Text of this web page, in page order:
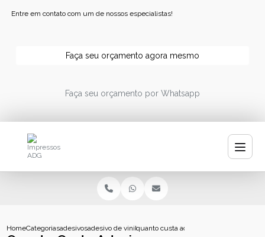
Entre em contato com um de nossos especialistas!
Faça seu orçamento agora mesmo
Faça seu orçamento por Whatsapp
HomeCategoriasadesivosadesivo de vinil brancoquanto custa adesivos para